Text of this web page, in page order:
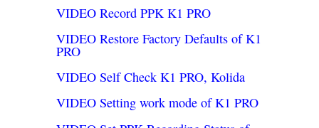
VIDEO Record PPK K1 PRO
VIDEO Restore Factory Defaults of K1
PRO
VIDEO Self Check K1 PRO, Kolida
VIDEO Setting work mode of K1 PRO